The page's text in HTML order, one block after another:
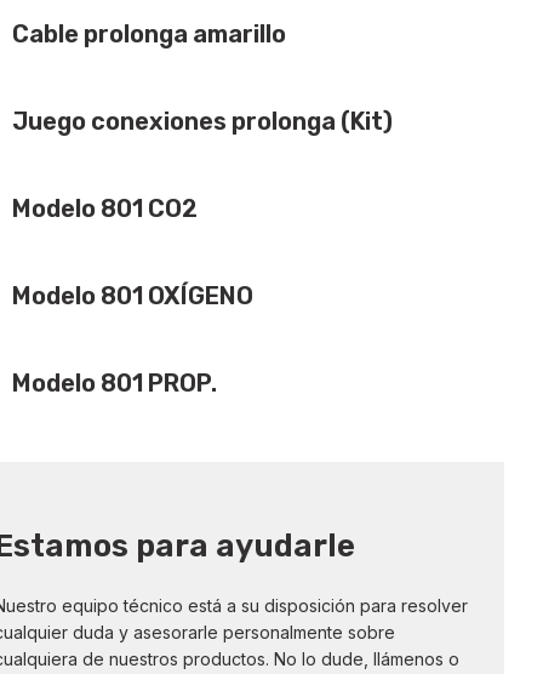
Cable prolonga amarillo
Juego conexiones prolonga (Kit)
Modelo 801 CO2
Modelo 801 OXÍGENO
Modelo 801 PROP.
para ayudarle
equipo técnico está a su disposición para resolver
duda y asesorarle personalmente sobre
de nuestros productos. No lo dude, llámenos o